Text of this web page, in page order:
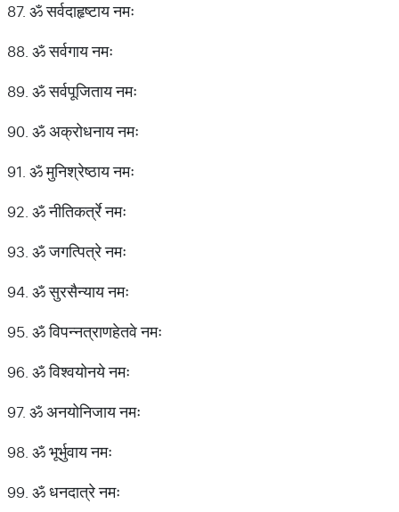
87. ॐ सर्वदाहृष्टाय नमः
88. ॐ सर्वगाय नमः
89. ॐ सर्वपूजिताय नमः
90. ॐ अक्रोधनाय नमः
91. ॐ मुनिश्रेष्ठाय नमः
92. ॐ नीतिकर्त्रे नमः
93. ॐ जगत्पित्रे नमः
94. ॐ सुरसैन्याय नमः
95. ॐ विपन्नत्राणहेतवे नमः
96. ॐ विश्वयोनये नमः
97. ॐ अनयोनिजाय नमः
98. ॐ भूर्भुवाय नमः
99. ॐ धनदात्रे नमः